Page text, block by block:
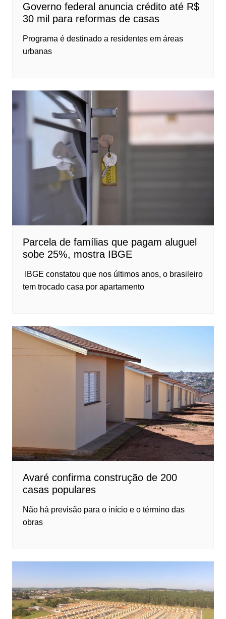
Governo federal anuncia crédito até R$
30 mil para reformas de casas
Programa é destinado a residentes em áreas
urbanas
Parcela de famílias que pagam aluguel
sobe 25%, mostra IBGE
IBGE constatou que nos últimos anos, o brasileiro
tem trocado casa por apartamento
Avaré confirma construção de 200
casas populares
Não há previsão para o início e o término das
obras